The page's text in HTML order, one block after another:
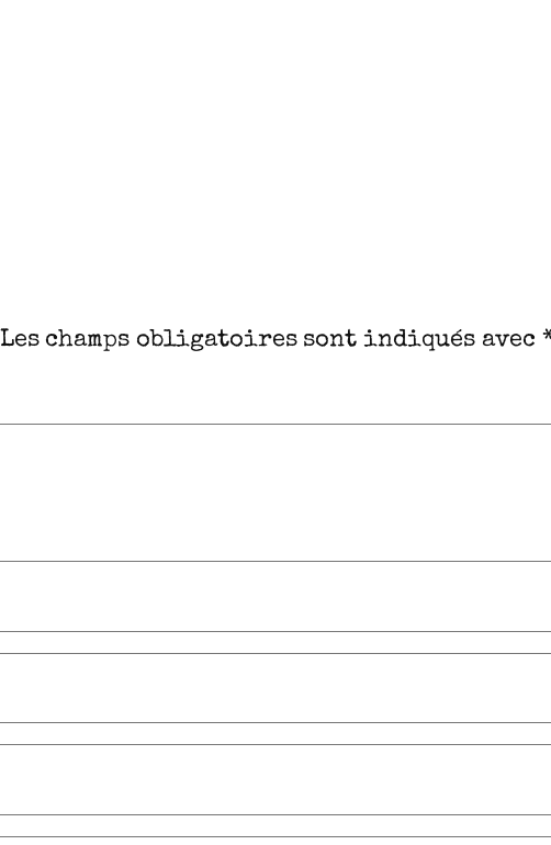
Les champs obligatoires sont indiqués avec